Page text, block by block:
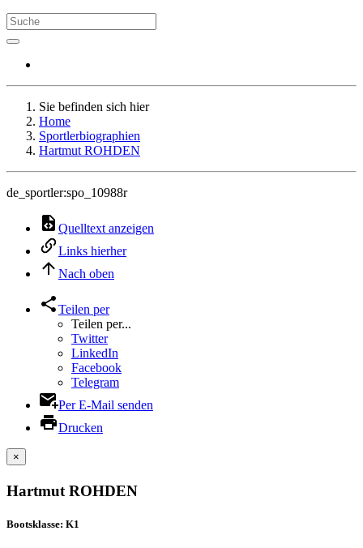
Sie befinden sich hier
Home
Sportlerbiographien
Hartmut ROHDEN
de_sportler:spo_10988r
Quelltext anzeigen
Links hierher
Nach oben
Teilen per
Teilen per...
Twitter
LinkedIn
Facebook
Telegram
Per E-Mail senden
Drucken
×
Hartmut ROHDEN
Bootsklasse: K1